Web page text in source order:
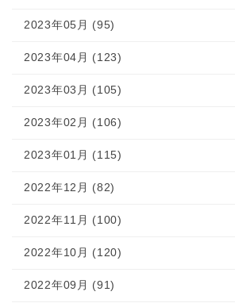
2023年05月 (95)
2023年04月 (123)
2023年03月 (105)
2023年02月 (106)
2023年01月 (115)
2022年12月 (82)
2022年11月 (100)
2022年10月 (120)
2022年09月 (91)